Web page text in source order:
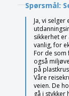
Spørsmål:
Ja, vi
sikkerhet
vanlig, for
For de som
også
på
Våre
veien. De
gå i stykker